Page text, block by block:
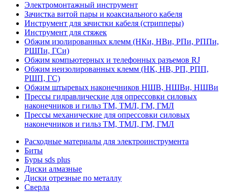
Электромонтажный инструмент
Зачистка витой пары и коаксиального кабеля
Инструмент для зачистки кабеля (стрипперы)
Инструмент для стяжек
Обжим изолированных клемм (НКи, НВи, РПи, РППи,
РШПи, ГСи)
Обжим компьютерных и телефонных разъемов RJ
Обжим неизолированных клемм (НК, НВ, РП, РПП,
РШП, ГС)
Обжим штыревых наконечников НШВ, НШВи, НШВи
Прессы гидравлические для опрессовки силовых
наконечников и гильз ТМ, ТМЛ, ГМ, ГМЛ
Прессы механические для опрессовки силовых
наконечников и гильз ТМ, ТМЛ, ГМ, ГМЛ
Расходные материалы для электроинструмента
Биты
Буры sds plus
Диски алмазные
Диски отрезные по металлу
Сверла